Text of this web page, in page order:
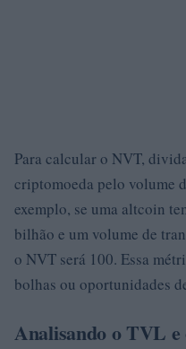
Para calcular o NVT,
criptomoeda pelo volume
exemplo, se uma altcoin
bilhão e um volume de
o NVT será 100. Essa
bolhas ou oportunidades
Analisando o TVL e